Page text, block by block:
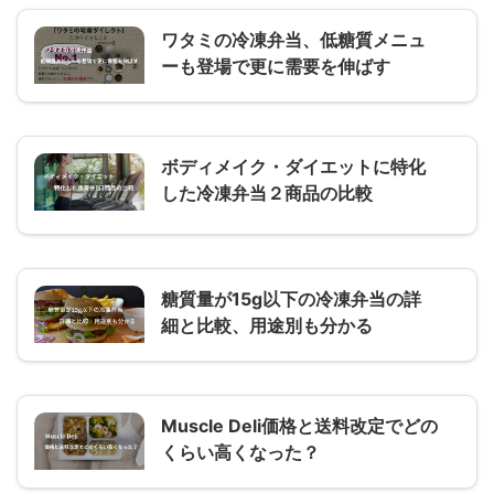
ワタミの冷凍弁当、低糖質メニュ
ーも登場で更に需要を伸ばす
ボディメイク・ダイエットに特化
した冷凍弁当２商品の比較
糖質量が15g以下の冷凍弁当の詳
細と比較、用途別も分かる
Muscle Deli価格と送料改定でどの
くらい高くなった？